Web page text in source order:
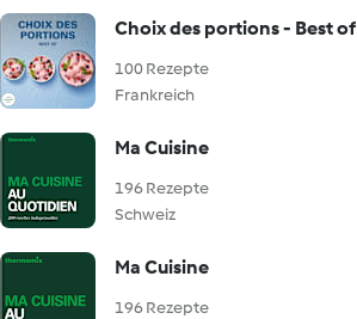
Choix des portions - Best of
100 Rezepte
Frankreich
Ma Cuisine
196 Rezepte
Schweiz
Ma Cuisine
196 Rezepte